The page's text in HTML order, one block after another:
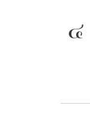
๔